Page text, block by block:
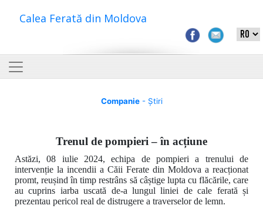
Calea Ferată din Moldova
Companie- Știri
Trenul de pompieri – în acțiune
Astăzi, 08 iulie 2024, echipa de pompieri a trenului de
intervenție la incendii a Căii Ferate din Moldova a reacționat
promt, reușind în timp restrâns să câștige lupta cu flăcările, care
au cuprins iarba uscată de-a lungul liniei de cale ferată și
prezentau pericol real de distrugere a traverselor de lemn.